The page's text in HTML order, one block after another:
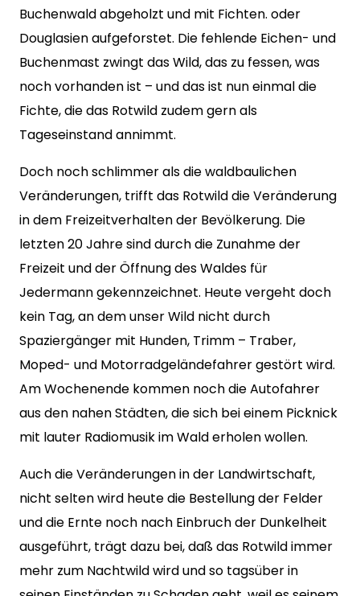
Buchenwald abgeholzt und mit Fichten. oder
Douglasien aufgeforstet. Die fehlende Eichen- und
Buchenmast zwingt das Wild, das zu fessen, was
noch vorhanden ist – und das ist nun einmal die
Fichte, die das Rotwild zudem gern als
Tageseinstand annimmt.
Doch noch schlimmer als die waldbaulichen
Veränderungen, trifft das Rotwild die Veränderung
in dem Freizeitverhalten der Bevölkerung. Die
letzten 20 Jahre sind durch die Zunahme der
Freizeit und der Öffnung des Waldes für
Jedermann gekennzeichnet. Heute vergeht doch
kein Tag, an dem unser Wild nicht durch
Spaziergänger mit Hunden, Trimm – Traber,
Moped- und Motorradgeländefahrer gestört wird.
Am Wochenende kommen noch die Autofahrer
aus den nahen Städten, die sich bei einem Picknick
mit lauter Radiomusik im Wald erholen wollen.
Auch die Veränderungen in der Landwirtschaft,
nicht selten wird heute die Bestellung der Felder
und die Ernte noch nach Einbruch der Dunkelheit
ausgeführt, trägt dazu bei, daß das Rotwild immer
mehr zum Nachtwild wird und so tagsüber in